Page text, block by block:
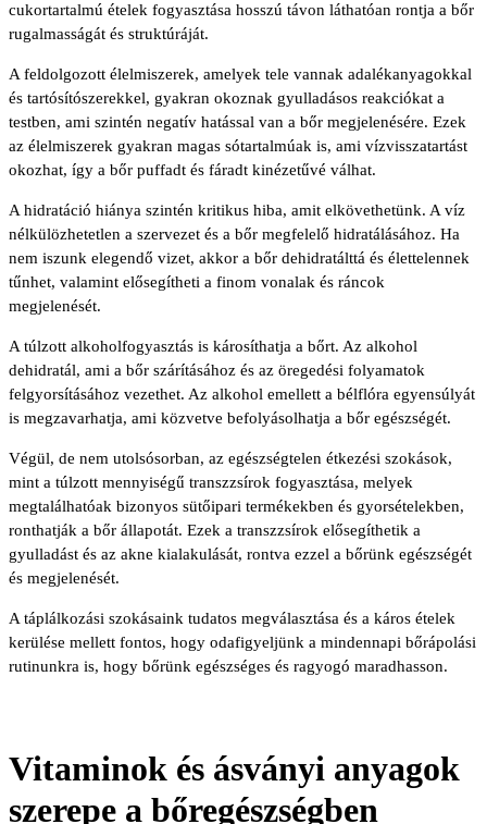
cukortartalmú ételek fogyasztása hosszú távon láthatóan rontja a bőr
rugalmasságát és struktúráját.
A feldolgozott élelmiszerek, amelyek tele vannak adalékanyagokkal
és tartósítószerekkel, gyakran okoznak gyulladásos reakciókat a
testben, ami szintén negatív hatással van a bőr megjelenésére. Ezek
az élelmiszerek gyakran magas sótartalmúak is, ami vízvisszatartást
okozhat, így a bőr puffadt és fáradt kinézetűvé válhat.
A hidratáció hiánya szintén kritikus hiba, amit elkövethetünk. A víz
nélkülözhetetlen a szervezet és a bőr megfelelő hidratálásához. Ha
nem iszunk elegendő vizet, akkor a bőr dehidratálttá és élettelennek
tűnhet, valamint elősegítheti a finom vonalak és ráncok
megjelenését.
A túlzott alkoholfogyasztás is károsíthatja a bőrt. Az alkohol
dehidratál, ami a bőr szárításához és az öregedési folyamatok
felgyorsításához vezethet. Az alkohol emellett a bélflóra egyensúlyát
is megzavarhatja, ami közvetve befolyásolhatja a bőr egészségét.
Végül, de nem utolsósorban, az egészségtelen étkezési szokások,
mint a túlzott mennyiségű transzzsírok fogyasztása, melyek
megtalálhatóak bizonyos sütőipari termékekben és gyorsételekben,
ronthatják a bőr állapotát. Ezek a transzzsírok elősegíthetik a
gyulladást és az akne kialakulását, rontva ezzel a bőrünk egészségét
és megjelenését.
A táplálkozási szokásaink tudatos megválasztása és a káros ételek
kerülése mellett fontos, hogy odafigyeljünk a mindennapi bőrápolási
rutinunkra is, hogy bőrünk egészséges és ragyogó maradhasson.
Vitaminok és ásványi anyagok
szerepe a bőregészségben